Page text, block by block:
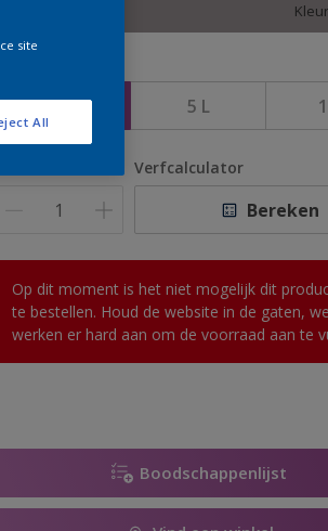
2,5 L 5 L
Verfcalculator
Bereken
Op dit moment is het niet mogelijk dit
te bestellen. Houd de website in de gaten, we
werken er hard aan om de voorraad aan te
Boodschappenlijst
site
All